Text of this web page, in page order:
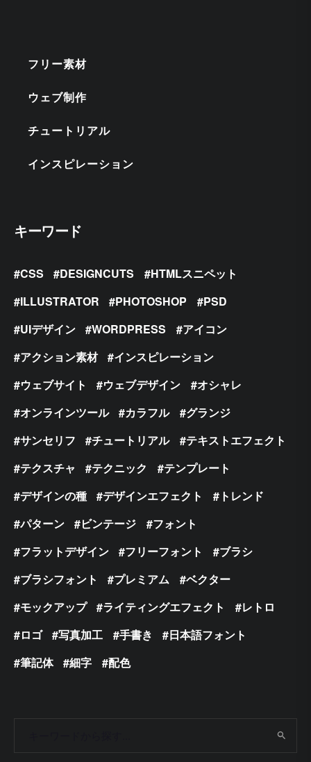
フリー素材
ウェブ制作
チュートリアル
インスピレーション
キーワード
CSS DESIGNCUTS
HTMLスニペット
ILLUSTRATOR
PHOTOSHOP
PSD
UIデザイン
WORDPRESS
アイコン
アクション素材
インスピレーション
ウェブサイト
ウェブデザイン
オシャレ
オンラインツール
カラフル
グランジ
サンセリフ
チュートリアル
テキストエフェクト
テクスチャ
テクニック
テンプレート
デザインの種
デザインエフェクト
トレンド
パターン
ビンテージ
フォント
フラットデザイン
フリーフォント
ブラシ
ブラシフォント
プレミアム
ベクター
モックアップ
ライティングエフェクト
レトロ
ロゴ
写真加工 手書き
日本語フォント
筆記体
細字 配色